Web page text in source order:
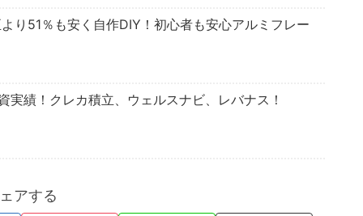
り51％も安く自作DIY！初心者も安心アルミフレー
実績！クレカ積立、ウェルスナビ、レバナス！
アする